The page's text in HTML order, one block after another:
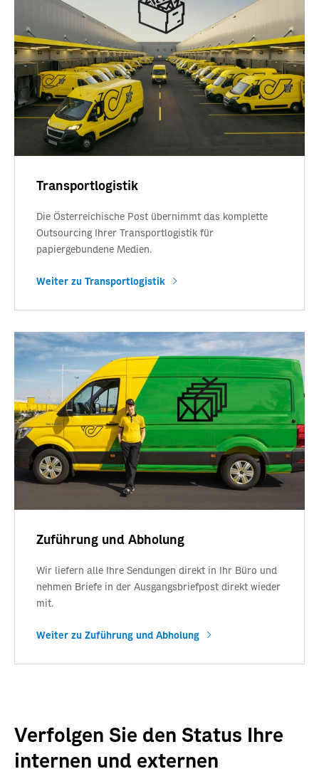
Transportlogistik
Die Österreichische Post übernimmt das komplette
Outsourcing Ihrer Transportlogistik für
papiergebundene Medien.
Weiter zu Transportlogistik
Zuführung und Abholung
Wir liefern alle Ihre Sendungen direkt in Ihr Büro und
nehmen Briefe in der Ausgangsbriefpost direkt wieder
mit.
Weiter zu Zuführung und Abholung
Verfolgen Sie den Status Ihre
internen und externen